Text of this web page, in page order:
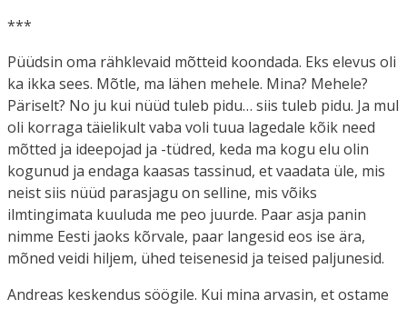
***
Püüdsin oma rähklevaid mõtteid koondada. Eks elevus oli
ka ikka sees. Mõtle, ma lähen mehele. Mina? Mehele?
Päriselt? No ju kui nüüd tuleb pidu… siis tuleb pidu. Ja mul
oli korraga täielikult vaba voli tuua lagedale kõik need
mõtted ja ideepojad ja -tüdred, keda ma kogu elu olin
kogunud ja endaga kaasas tassinud, et vaadata üle, mis
neist siis nüüd parasjagu on selline, mis võiks
ilmtingimata kuuluda me peo juurde. Paar asja panin
nimme Eesti jaoks kõrvale, paar langesid eos ise ära,
mõned veidi hiljem, ühed teisenesid ja teised paljunesid.
Andreas keskendus söögile. Kui mina arvasin, et ostame